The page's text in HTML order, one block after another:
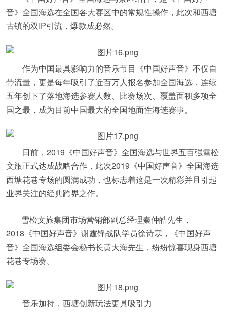
音》全国海选在全国各大赛区中的常规性操作，此次和西塘
古镇的双IP引流，爆款成必然。
作为中国最具影响力的音乐节目《中国好声音》不仅自
带流量，更是每年吸引了近百万人报名参加全国海选，连续
五年创下了落地海选参赛人数、比赛场次、覆盖面积多项全
国之最，成为目前中国最大的全国地面性海选赛事。
日前，2019《中国好声音》全国海选与世界五百强雪松
文旅正式达成战略合作，此次2019《中国好声音》全国海选
西塘花巷专场的圆满成功，也标志着这是一次精彩并且引起
业界关注的经典跨界之作。
雪松文旅集团市场营销部副总经理秦仲皓先生，
2018《中国好声音》谢霆锋战队学员徐诗寒，《中国好声
音》全国海选组委会秘书长黄大海先生，纷纷惊喜现身西塘
花巷专场赛。
音乐加持，西塘创新玩法更具吸引力